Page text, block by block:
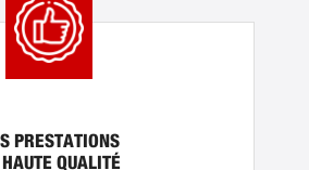
PRESTATIONS
HAUTE QUALITÉ